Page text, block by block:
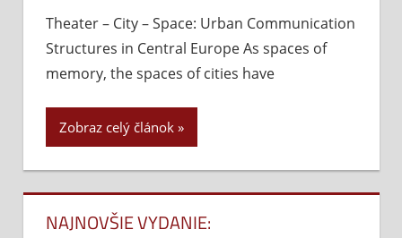
–
mestský
–
Európe“
Theater – City – Space: Urban Communication
Structures in Central Europe As spaces of
memory, the spaces of cities have
Zobraz celý článok
NAJNOVŠIE VYDANIE: